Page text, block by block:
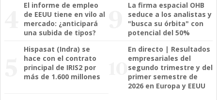
El informe de empleo
de EEUU tiene en vilo al
mercado: ¿anticipará
una subida de tipos?
Hispasat (Indra) se
hace con el contrato
principal de IRIS2 por
más de 1.600 millones
La firma espacial OHB
seduce a los analistas y
"busca su órbita" con
potencial del 50%
En directo | Resultados
empresariales del
segundo trimestre y del
primer semestre de
2026 en Europa y EEUU